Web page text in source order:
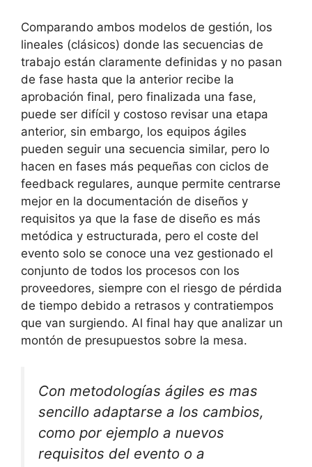
Comparando ambos modelos de gestión, los
lineales (clásicos) donde las secuencias de
trabajo están claramente definidas y no pasan
de fase hasta que la anterior recibe la
aprobación final, pero finalizada una fase,
puede ser difícil y costoso revisar una etapa
anterior, sin embargo, los equipos ágiles
pueden seguir una secuencia similar, pero lo
hacen en fases más pequeñas con ciclos de
feedback regulares, aunque permite centrarse
mejor en la documentación de diseños y
requisitos ya que la fase de diseño es más
metódica y estructurada, pero el coste del
evento solo se conoce una vez gestionado el
conjunto de todos los procesos con los
proveedores, siempre con el riesgo de pérdida
de tiempo debido a retrasos y contratiempos
que van surgiendo. Al final hay que analizar un
montón de presupuestos sobre la mesa.
Con metodologías ágiles es mas
sencillo adaptarse a los cambios,
como por ejemplo a nuevos
requisitos del evento o a